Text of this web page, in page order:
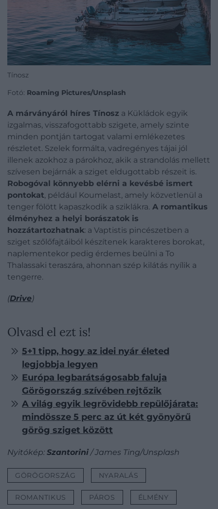
Tínosz
Fotó: Roaming Pictures/Unsplash
A márványáról híres Tínosz a Kükládok egyik
izgalmas, visszafogottabb szigete, amely szinte
minden pontján tartogat valami emlékezetes
részletet. Szelek formálta, vadregényes tájai jól
illenek azokhoz a párokhoz, akik a strandolás mellett
szívesen bejárnák a sziget eldugottabb részeit is.
Robogóval könnyebb elérni a kevésbé ismert
pontokat, például Koumelast, amely közvetlenül a
tenger fölött kapaszkodik a sziklákra. A romantikus
élményhez a helyi borászatok is
hozzátartozhatnak: a Vaptistis pincészetben a
sziget szőlőfajtáiból készítenek karakteres borokat,
naplementekor pedig érdemes beülni a To
Thalassaki teraszára, ahonnan szép kilátás nyílik a
tengerre.
(Drive)
Olvasd el ezt is!
5+1 tipp, hogy az idei nyár életed
legjobbja legyen
Európa legbarátságosabb faluja
Görögország szívében rejtőzik
A világ egyik legrövidebb repülőjárata:
mindössze 5 perc az út két gyönyörű
görög sziget között
Nyitókép: Szantorini / James Ting/Unsplash
GÖRÖGORSZÁG NYARALÁS
ROMANTIKUS PÁROS ÉLMÉNY